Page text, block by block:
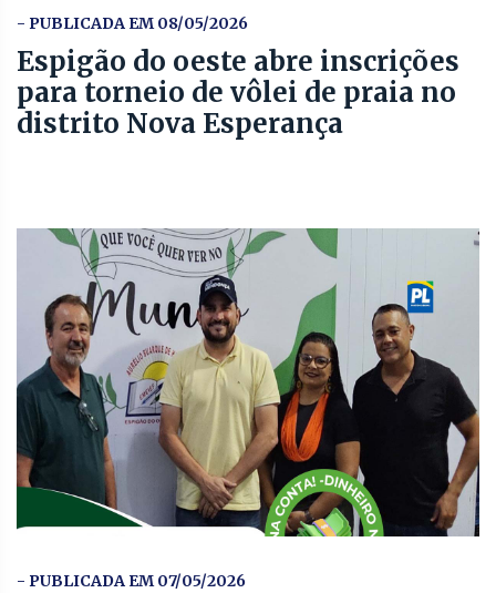
- PUBLICADA EM 08/05/2026
Espigão do oeste abre inscrições
para torneio de vôlei de praia no
distrito Nova Esperança
- PUBLICADA EM 07/05/2026